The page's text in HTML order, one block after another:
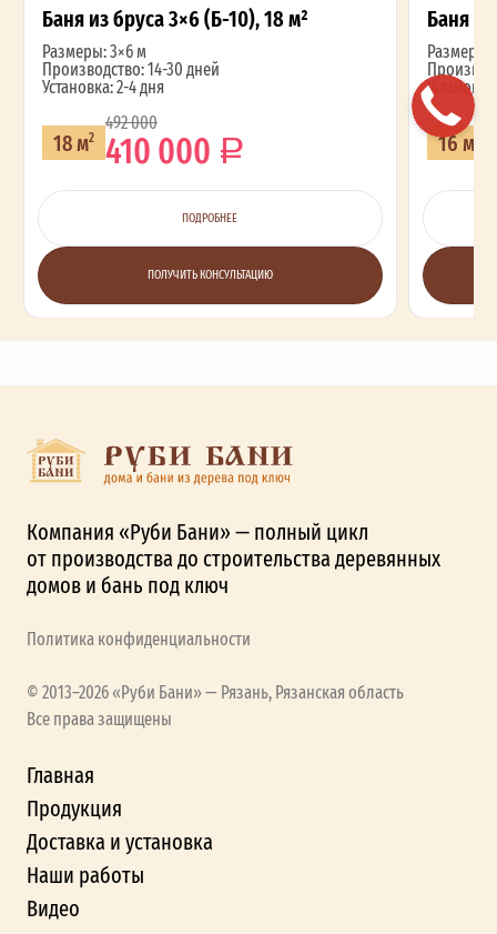
Баня из бруса 3×6 (Б-10), 18 м²
Размеры: 3×6 м
Производство: 14-30 дней
Установка: 2-4 дня
18 м2
492 000
410 000
ПОДРОБНЕЕ
ПОЛУЧИТЬ КОНСУЛЬТАЦИЮ
Баня
Размеры:
16 м
Компания «Руби Бани» — полный цикл
от производства до строительства деревянных
домов и бань под ключ
Политика конфиденциальности
© 2013–2026 «Руби Бани» — Рязань, Рязанская область
Все права защищены
Главная
Продукция
Доставка и установка
Наши работы
Видео